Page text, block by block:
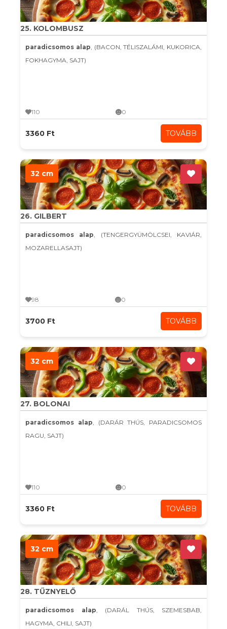
25. KOLOMBUSZ
paradicsomos alap, (BACON, TÉLISZALÁMI, KUKORICA,
FOKHAGYMA, SAJT)
110 0
3360 Ft TOVÁBB
32 cm
26. GILBERT
paradicsomos alap, (TENGERGYÜMÖLCSEI, KAVIÁR,
MOZARELLASAJT)
98 0
3700 Ft TOVÁBB
32 cm
27. BOLONAI
paradicsomos alap, (DARÁR THÚS, PARADICSOMOS
RAGU, SAJT)
110 0
3360 Ft TOVÁBB
32 cm
28. TŰZNYELŐ
paradicsomos alap, (DARÁL THÚS, SZEMESBAB,
HAGYMA, CHILI, SAJT)